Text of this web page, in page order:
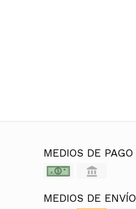
MEDIOS DE PAGO
MEDIOS DE ENVÍO